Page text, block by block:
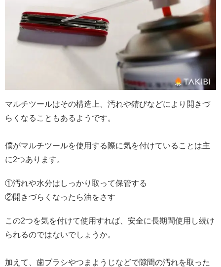
マルチツールはその構造上、汚れや錆びなどにより開きづ
らくなることもあるようです。
僕がマルチツールを使用する際に気を付けていることは主
に2つあります。
①汚れや水分はしっかり取って保管する
②開きづらくなったら油をさす
この2つを気を付けて使用すれば、安全に長期間使用し続け
られるのではないでしょうか。
加えて、歯ブラシやつまようじなどで隙間の汚れを取った